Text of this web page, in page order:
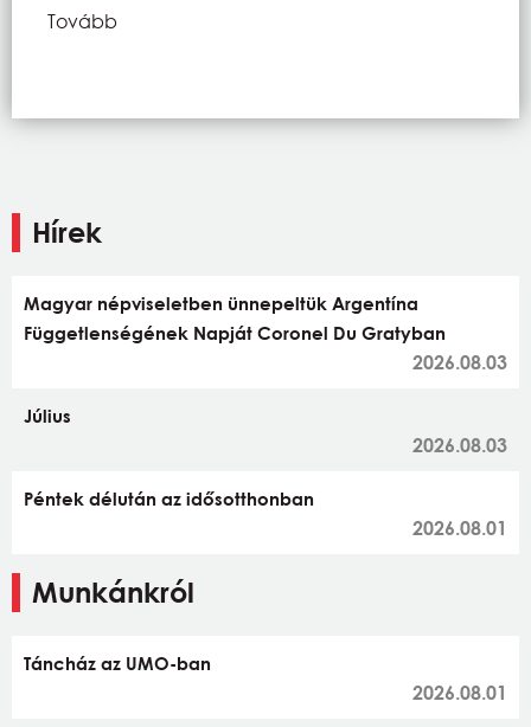
Tovább
Hírek
Magyar népviseletben ünnepeltük Argentína
Függetlenségének Napját Coronel Du Gratyban
2026.08.03
Július
2026.08.03
Péntek délután az idősotthonban
2026.08.01
Munkánkról
Táncház az UMO-ban
2026.08.01